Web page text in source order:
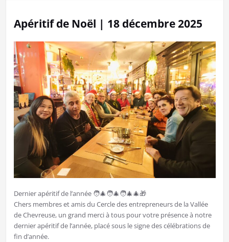
Apéritif de Noël | 18 décembre 2025
Dernier apéritif de l’année 🧑‍🎄🧑‍🎄🧑‍🎄🎄🎁
Chers membres et amis du Cercle des entrepreneurs de la Vallée
de Chevreuse, un grand merci à tous pour votre présence à notre
dernier apéritif de l’année, placé sous le signe des célébrations de
fin d’année.